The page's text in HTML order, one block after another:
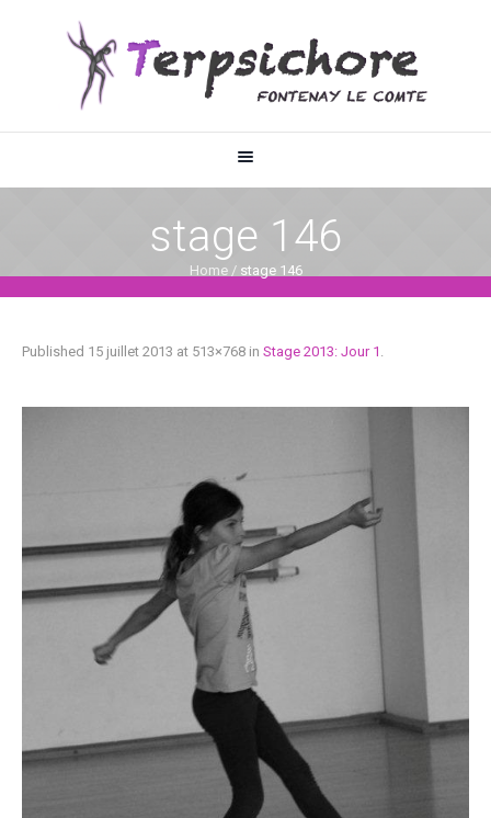
stage 146
Home / stage 146
Published 15 juillet 2013 at 513×768 in Stage 2013: Jour 1 .